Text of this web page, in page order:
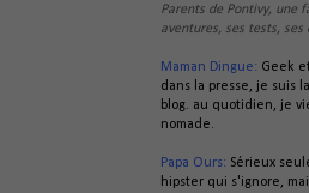
Parents de Pontivy, une
aventures, ses tests, ses
Maman Dingue: Geek
dans la presse, je suis
blog. au quotidien, je
nomade.
Papa Ours: Sérieux
hipster qui s'ignore,